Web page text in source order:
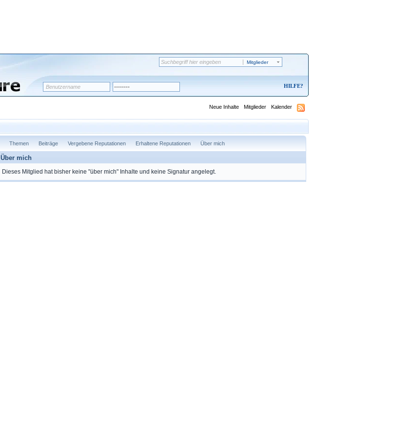
Mitglieder
HILFE
Neue Inhalte Mitglieder Kalender
Themen Beiträge Vergebene Reputationen Erhaltene Reputationen Über mich
Über mich
Dieses Mitglied hat bisher keine "über mich" Inhalte und keine Signatur angelegt.